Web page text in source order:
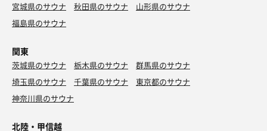
宮城県のサウナ
秋田県のサウナ
山形県のサウナ
福島県のサウナ
関東
茨城県のサウナ 栃木県のサウナ
群馬県のサウナ
埼玉県のサウナ
千葉県のサウナ
東京都のサウナ
神奈川県のサウナ
北陸・甲信越